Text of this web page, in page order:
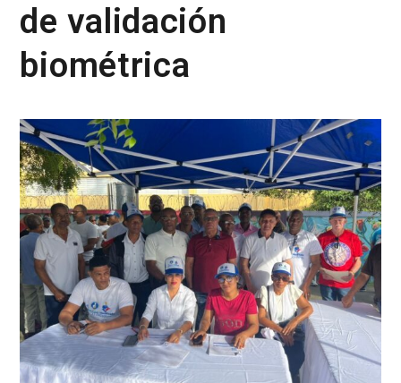
de validación
biométrica